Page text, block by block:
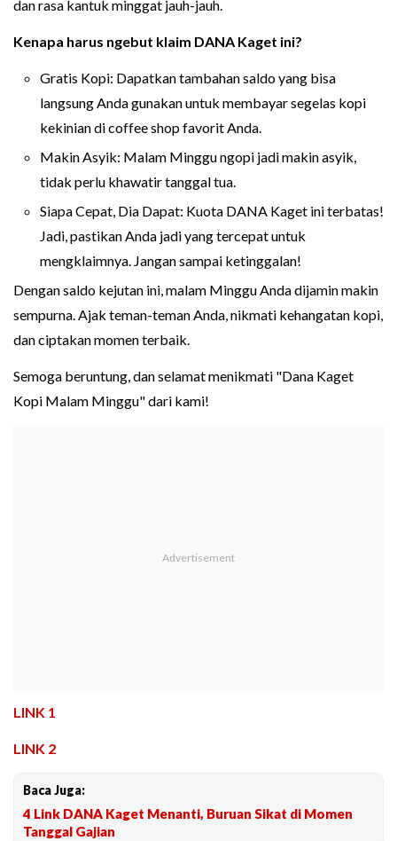
dan rasa kantuk minggat jauh-jauh.
Kenapa harus ngebut klaim DANA Kaget ini?
Gratis Kopi: Dapatkan tambahan saldo yang bisa
langsung Anda gunakan untuk membayar segelas kopi
kekinian di coffee shop favorit Anda.
Makin Asyik: Malam Minggu ngopi jadi makin asyik,
tidak perlu khawatir tanggal tua.
Siapa Cepat, Dia Dapat: Kuota DANA Kaget ini terbatas!
Jadi, pastikan Anda jadi yang tercepat untuk
mengklaimnya. Jangan sampai ketinggalan!
Dengan saldo kejutan ini, malam Minggu Anda dijamin makin
sempurna. Ajak teman-teman Anda, nikmati kehangatan kopi,
dan ciptakan momen terbaik.
Semoga beruntung, dan selamat menikmati "Dana Kaget
Kopi Malam Minggu" dari kami!
LINK 1
LINK 2
Baca Juga:
4 Link DANA Kaget Menanti, Buruan Sikat di Momen
Tanggal Gajian